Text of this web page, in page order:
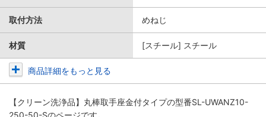
取付方法 めねじ
材質 [スチール] スチール
商品詳細をもっと見る
【クリーン洗浄品】丸棒取手座金付タイプの型番SL-UWANZ10-
250-50-Sのページです。